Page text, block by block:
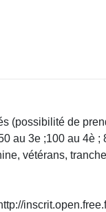
(possibilité de
au 3e ;100 au 4è ;
vétérans,